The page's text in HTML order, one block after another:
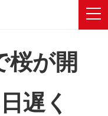
桜が開
遅く